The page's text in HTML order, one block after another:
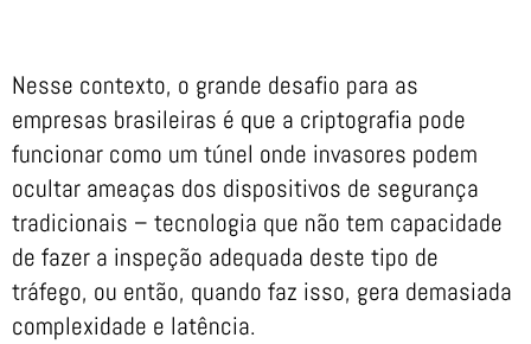
Nesse contexto, o grande desafio para as
empresas brasileiras é que a criptografia pode
funcionar como um túnel onde invasores podem
ocultar ameaças dos dispositivos de segurança
tradicionais – tecnologia que não tem capacidade
de fazer a inspeção adequada deste tipo de
tráfego, ou então, quando faz isso, gera demasiada
complexidade e latência.